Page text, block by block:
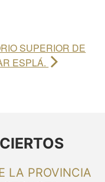
SUPERIOR DE
ESPLÁ.
LA PROVINCIA